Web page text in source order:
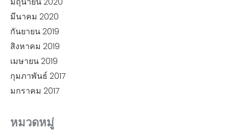
มีนาคม 2020
กันยายน 2019
สิงหาคม 2019
เมษายน 2019
กุมภาพันธ์ 2017
มกราคม 2017
หมวดหมู่